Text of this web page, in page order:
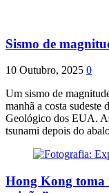
Sismo de
10 Outubro, 2025 0
Um sismo de
manhã a costa sudeste
Geológico dos EUA.
tsunami depois do
Hong Kong toma